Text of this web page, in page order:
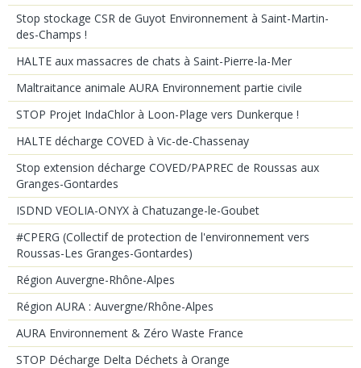
Stop stockage CSR de Guyot Environnement à Saint-Martin-
des-Champs !
HALTE aux massacres de chats à Saint-Pierre-la-Mer
Maltraitance animale AURA Environnement partie civile
STOP Projet IndaChlor à Loon-Plage vers Dunkerque !
HALTE décharge COVED à Vic-de-Chassenay
Stop extension décharge COVED/PAPREC de Roussas aux
Granges-Gontardes
ISDND VEOLIA-ONYX à Chatuzange-le-Goubet
#CPERG (Collectif de protection de l'environnement vers
Roussas-Les Granges-Gontardes)
Région Auvergne-Rhône-Alpes
Région AURA : Auvergne/Rhône-Alpes
AURA Environnement & Zéro Waste France
STOP Décharge Delta Déchets à Orange